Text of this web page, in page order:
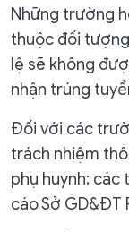
Những trường
thuộc đối
lệ sẽ không
nhận trúng
Đối với các
trách nhiệm
phụ huynh;
cáo Sở GD&ĐT